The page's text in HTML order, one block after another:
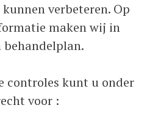
verbeteren. Op
maken wij in
behandelplan.
controles kunt u onder
voor :